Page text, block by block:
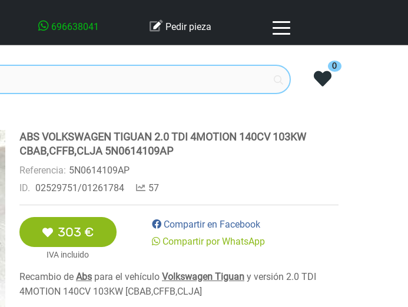
696638041 Pedir pieza
0
ABS VOLKSWAGEN TIGUAN 2.0 TDI 4MOTION 140CV 103KW
CBAB,CFFB,CLJA 5N0614109AP
Referencia: 5N0614109AP
ID. 02529751/01261784 57
303 €
IVA incluido
Compartir en Facebook
Compartir por WhatsApp
Recambio de Abs para el vehículo Volkswagen Tiguan y versión 2.0 TDI
4MOTION 140CV 103KW [CBAB,CFFB,CLJA]